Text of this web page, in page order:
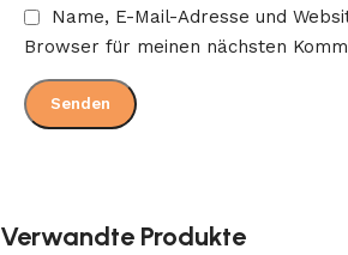
Name, E-Mail-Adresse und
Browser für meinen nächsten
Verwandte Produkte